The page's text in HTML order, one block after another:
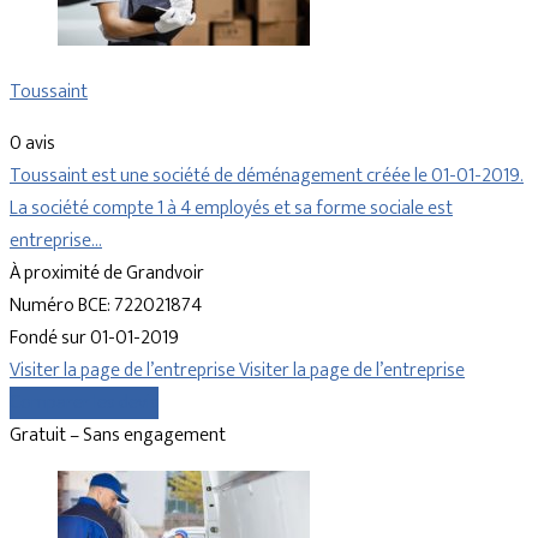
Toussaint
0 avis
Toussaint est une société de déménagement créée le 01-01-2019.
La société compte 1 à 4 employés et sa forme sociale est
entreprise…
À proximité de Grandvoir
Numéro BCE: 722021874
Fondé sur 01-01-2019
Visiter la page de l’entrepriseVisiter la page de l’entreprise
Gratuit – Sans engagement